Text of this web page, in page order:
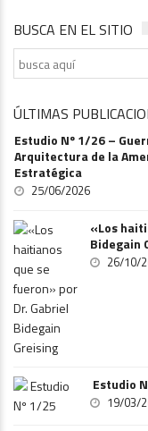
BUSCA EN EL SITIO
ÚLTIMAS
Estudio Nº 1/26 –
Arquitectura de la
Estratégica
25/06/2026
«Los
Bidegain
26/10/
Estudio
19/03/